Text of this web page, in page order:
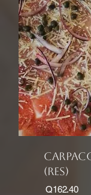
(Res)
Q162.40